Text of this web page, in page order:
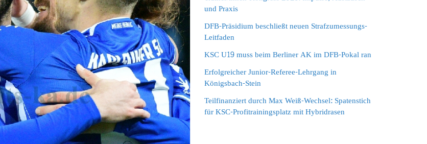
und Praxis
DFB-Präsidium beschließt neuen Strafzumessungs-
Leitfaden
KSC U19 muss beim Berliner AK im DFB-Pokal ran
Erfolgreicher Junior-Referee-Lehrgang in
Königsbach-Stein
Teilfinanziert durch Max Weiß-Wechsel: Spatenstich
für KSC-Profitrainingsplatz mit Hybridrasen